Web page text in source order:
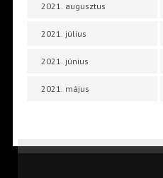
2021. augusztus
2021. július
2021. június
2021. május